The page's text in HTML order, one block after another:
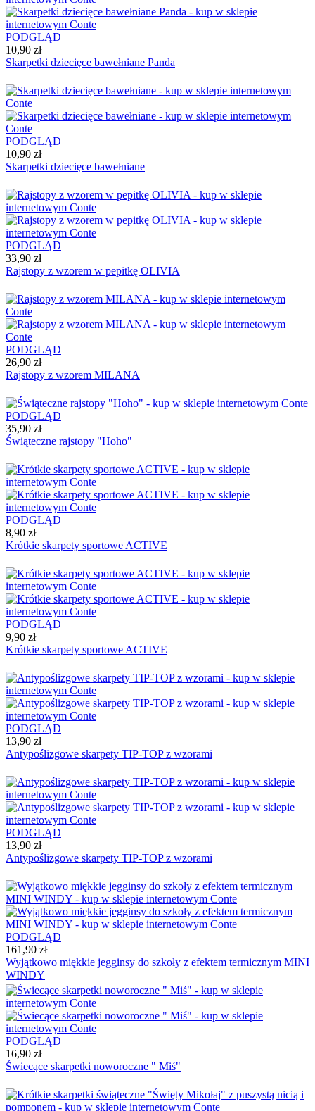
PODGLĄD
10,90 zł
Skarpetki dziecięce bawełniane Panda
PODGLĄD
10,90 zł
Skarpetki dziecięce bawełniane
PODGLĄD
33,90 zł
Rajstopy z wzorem w pepitkę OLIVIA
PODGLĄD
26,90 zł
Rajstopy z wzorem MILANA
PODGLĄD
35,90 zł
Świąteczne rajstopy "Hoho"
PODGLĄD
8,90 zł
Krótkie skarpety sportowe ACTIVE
PODGLĄD
9,90 zł
Krótkie skarpety sportowe ACTIVE
PODGLĄD
13,90 zł
Antypoślizgowe skarpety TIP-TOP z wzorami
PODGLĄD
13,90 zł
Antypoślizgowe skarpety TIP-TOP z wzorami
PODGLĄD
161,90 zł
Wyjątkowo miękkie jegginsy do szkoły z efektem termicznym MINI
WINDY
PODGLĄD
16,90 zł
Świecące skarpetki noworoczne " Miś"